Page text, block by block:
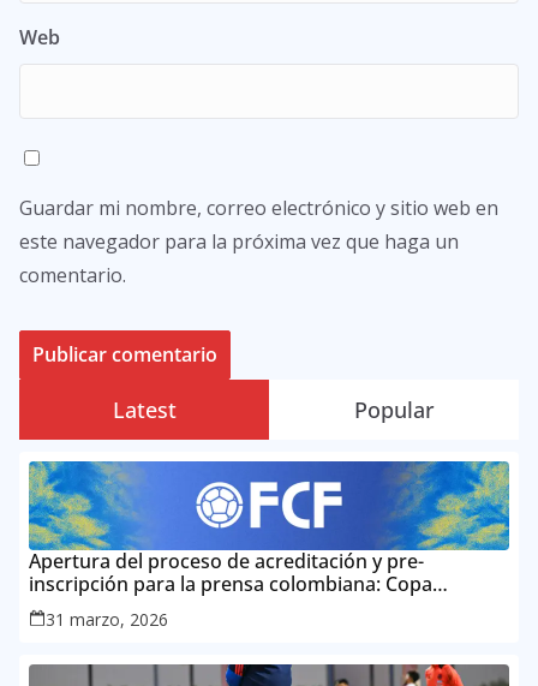
Web
Guardar mi nombre, correo electrónico y sitio web en
este navegador para la próxima vez que haga un
comentario.
Latest Popular
Apertura del proceso de acreditación y pre-
inscripción para la prensa colombiana: Copa
Mundial de la FIFA 2026 ™
31 marzo, 2026